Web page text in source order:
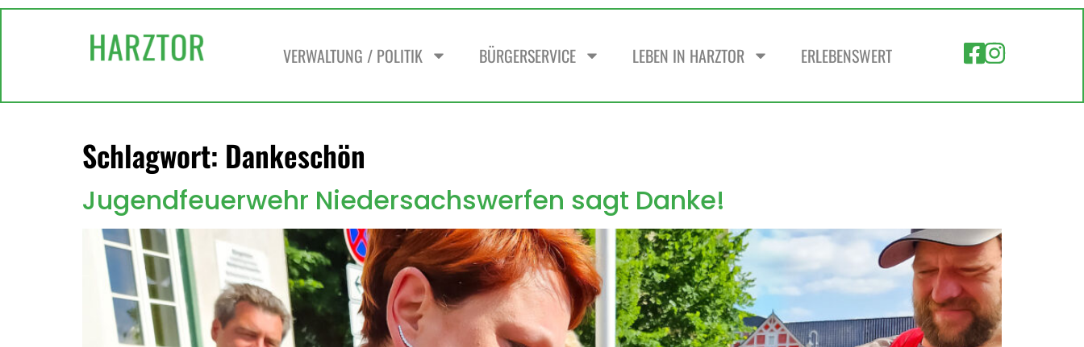
VERWALTUNG / POLITIK BÜRGERSERVICE LEBEN IN HARZTOR ERLEBENSWERT
Schlagwort: Dankeschön
Jugendfeuerwehr Niedersachswerfen sagt Danke!